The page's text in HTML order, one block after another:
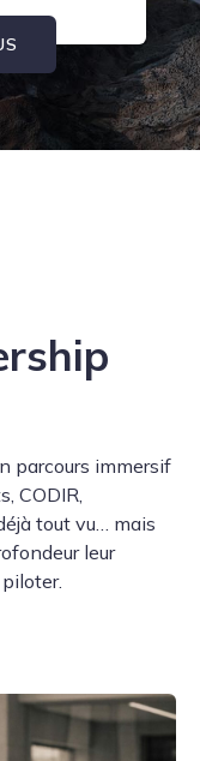
parcours immersif
CODIR,
tout vu… mais
leur